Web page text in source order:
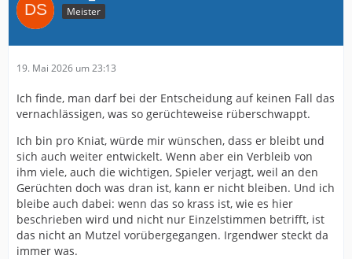
Meister
19. Mai 2026 um 23:13
Ich finde, man darf bei der Entscheidung auf keinen Fall das
vernachlässigen, was so gerüchteweise rüberschwappt.
Ich bin pro Kniat, würde mir wünschen, dass er bleibt und
sich auch weiter entwickelt. Wenn aber ein Verbleib von
ihm viele, auch die wichtigen, Spieler verjagt, weil an den
Gerüchten doch was dran ist, kann er nicht bleiben. Und ich
bleibe auch dabei: wenn das so krass ist, wie es hier
beschrieben wird und nicht nur Einzelstimmen betrifft, ist
das nicht an Mutzel vorübergegangen. Irgendwer steckt da
immer was.